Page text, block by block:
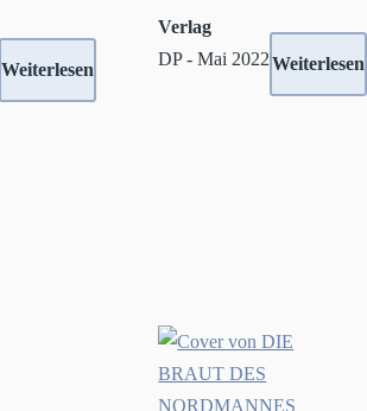
Weiterlesen
Verlag
DP - Mai 2022Weiterlesen